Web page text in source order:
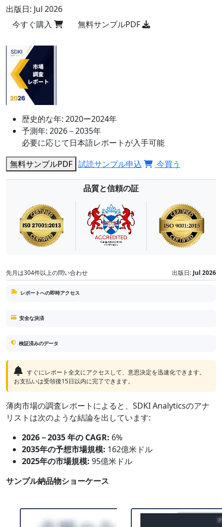
出版日: Jul 2026
今すぐ購入
無料サンプルPDF
歴史的な年: 2020ー2024年
予測年: 2026－2035年
必要に応じて日本語レポートが入手可能
無料サンプルPDF 試読サンプル申込 今買う
品質と信頼の証
先月は304件以上の問い合わせ 出版日: Jul 2026
レポートへの即時アクセス
安全な決済
検証済みのデータ
すぐにレポート全文にアクセスして、意思決定を迅速化できます。
お支払いは受領後15日以内に完了できます。
薄肉市場の調査レポートによると、SDKI Analyticsのアナ
リストは次のような結論を出しています:
2026－2035 年の CAGR: 6%
2035年の予想市場規模: 162億米ドル
2025年の市場規模: 95億米ドル
サンプル納品物ショーケース